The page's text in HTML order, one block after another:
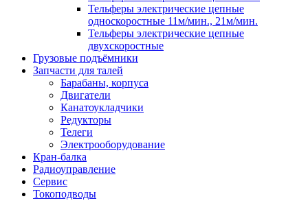
Тельферы электрические цепные
односкоростные 11м/мин., 21м/мин.
Тельферы электрические цепные
двухскоростные
Грузовые подъёмники
Запчасти для талей
Барабаны, корпуса
Двигатели
Канатоукладчики
Редукторы
Телеги
Электрооборудование
Кран-балка
Радиоуправление
Сервис
Токоподводы